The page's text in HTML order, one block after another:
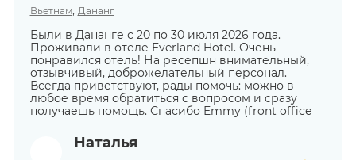
Вьетнам, Дананг
Были в Дананге с 20 по 30 июля 2026 года.
Проживали в отеле Everland Hotel. Очень
понравился отель! На ресепшн внимательный,
отзывчивый, доброжелательный персонал.
Всегда приветствуют, рады помочь: можно в
любое время обратиться с вопросом и сразу
получаешь помощь. Спасибо Emmy (front office
Наталья